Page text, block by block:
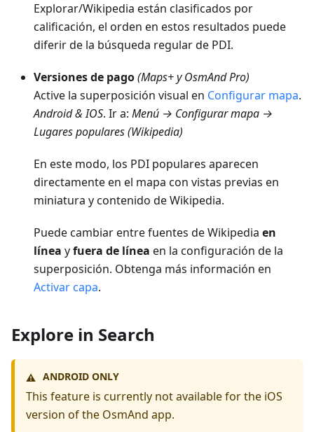
Explorar/Wikipedia están clasificados por
calificación, el orden en estos resultados puede
diferir de la búsqueda regular de PDI.
Versiones de pago(Maps+ y OsmAnd Pro)
Active la superposición visual en Configurar mapa.
Android& IOS. Ir a: Menú → Configurar mapa →
Lugares populares (Wikipedia)
En este modo, los PDI populares aparecen
directamente en el mapa con vistas previas en
miniatura y contenido de Wikipedia.
Puede cambiar entre fuentes de Wikipedia en
línea yfuera de línea en la configuración de la
superposición. Obtenga más información en
Activar capa.
Explore in Search
⚠️ ANDROID ONLY
This feature is currently not available for the iOS
version of the OsmAnd app.